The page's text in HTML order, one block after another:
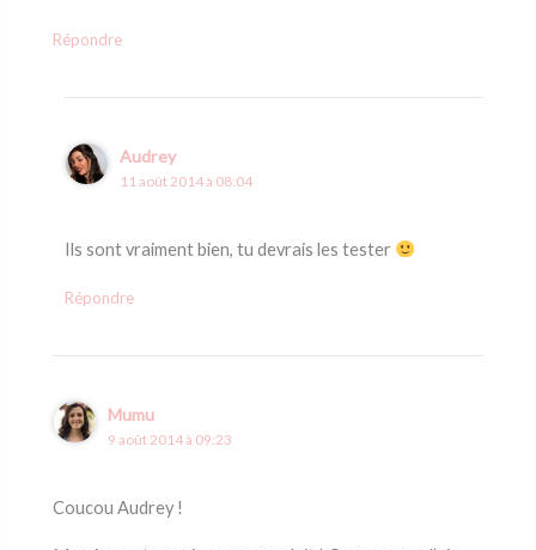
Répondre
Audrey
11 août 2014 à 08:04
Ils sont vraiment bien, tu devrais les tester
Répondre
Mumu
9 août 2014 à 09:23
Coucou Audrey !